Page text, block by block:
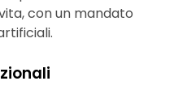
con un mandato